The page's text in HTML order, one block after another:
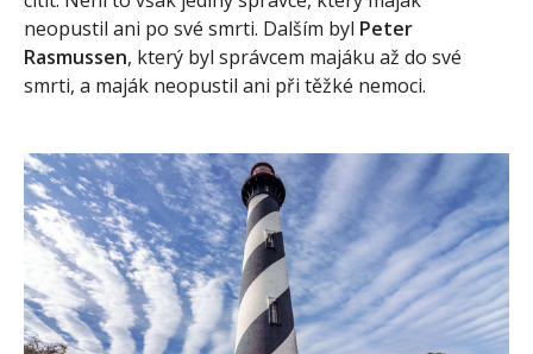
neopustil ani po své smrti. Dalším byl Peter
Rasmussen, který byl správcem majáku až do své
smrti, a maják neopustil ani při těžké nemoci.